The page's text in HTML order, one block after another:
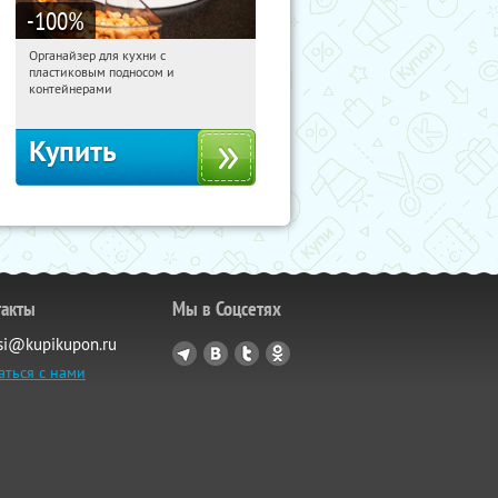
-100%
17:31:00 Получили:
Россия
Органайзер для кухни с
пластиковым подносом и
контейнерами
Купить
с нами
Мы в Соцсетях